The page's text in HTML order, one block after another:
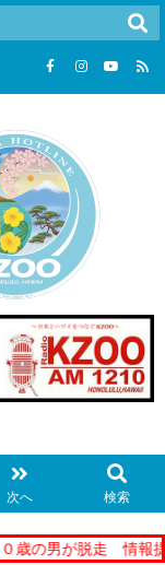
次へ 検索
の男が脱走 情報提供